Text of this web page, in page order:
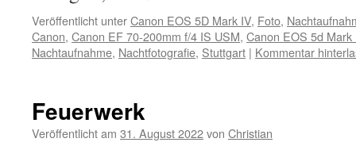
Veröffentlicht unterCanon EOS 5D Mark IV, Foto,
Canon, Canon EF 70-200mm f/4 IS USM, Canon EOS 5d Mark
Nachtaufnahme, Nachtfotografie, Stuttgart | Kommentar
Feuerwerk
Veröffentlicht am 31. August 2022von Christian